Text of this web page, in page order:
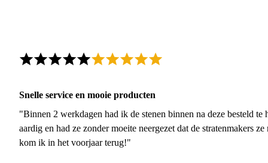
Snelle service en mooie producten
"Binnen 2 werkdagen had ik de stenen binnen na deze besteld
aardig en had ze zonder moeite neergezet dat de stratenmakers
kom ik in het voorjaar terug!"